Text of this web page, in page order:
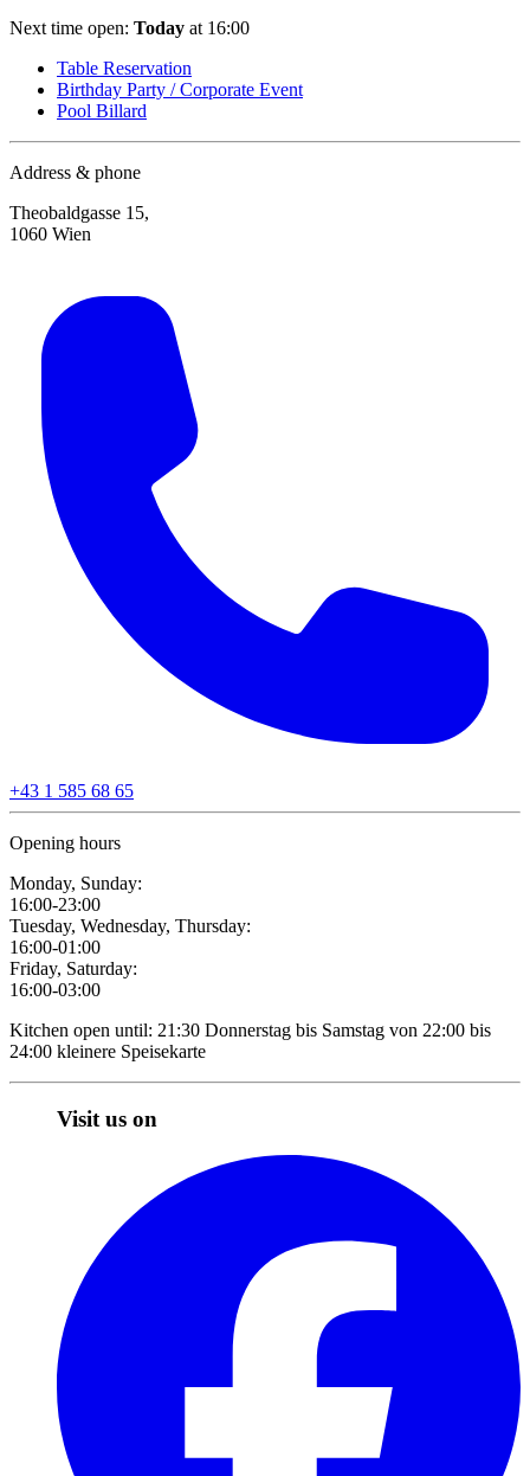
Next time open: Today at 16:00
Table Reservation
Birthday Party / Corporate Event
Pool Billard
Address & phone
Theobaldgasse 15,
1060 Wien
+43 1 585 68 65
Opening hours
Monday, Sunday:
16:00-23:00
Tuesday, Wednesday, Thursday:
16:00-01:00
Friday, Saturday:
16:00-03:00
Kitchen open until: 21:30 Donnerstag bis Samstag von 22:00 bis
24:00 kleinere Speisekarte
Visit us on